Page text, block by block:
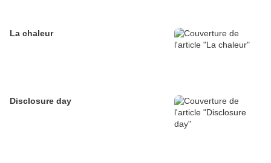
La chaleur
Disclosure day